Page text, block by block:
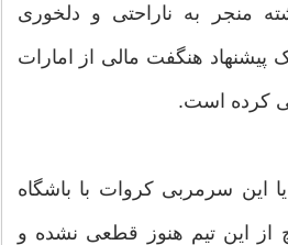
منجر به ناراحتی و دلخوری
پیشنهاد هنگفت مالی از امارات
کرده است.
یا این سرمربی کروات با باشگاه
از این تیم هنوز قطعی نشده و